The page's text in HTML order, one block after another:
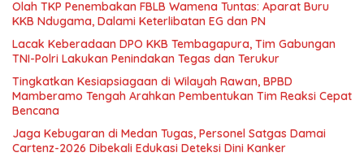
Olah TKP Penembakan FBLB Wamena Tuntas: Aparat Buru
KKB Ndugama, Dalami Keterlibatan EG dan PN
Lacak Keberadaan DPO KKB Tembagapura, Tim Gabungan
TNI-Polri Lakukan Penindakan Tegas dan Terukur
Tingkatkan Kesiapsiagaan di Wilayah Rawan, BPBD
Mamberamo Tengah Arahkan Pembentukan Tim Reaksi Cepat
Bencana
Jaga Kebugaran di Medan Tugas, Personel Satgas Damai
Cartenz-2026 Dibekali Edukasi Deteksi Dini Kanker